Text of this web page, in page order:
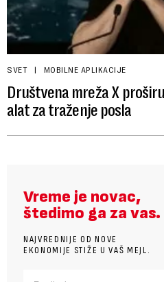
SVET MOBILNE APLIKACIJE
Društvena mreža X
alat za traženje posla
Vreme je novac,
štedimo ga za vas.
NAJVREDNIJE OD NOVE
EKONOMIJE STIŽE U VAŠ MEJL.